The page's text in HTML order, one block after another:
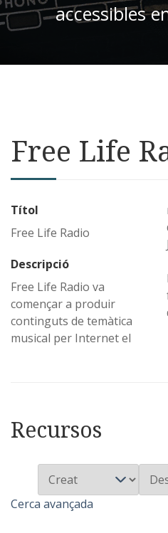
accessibles
Free Life
Títol
Free Life Radio
Descripció
Free Life Radio va
començar a produir
continguts de temàtica
musical per Internet el
Recursos
Cerca avançada